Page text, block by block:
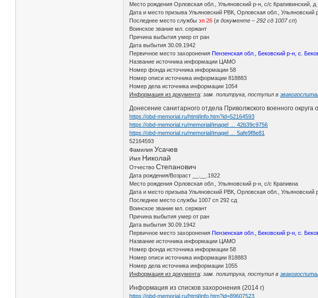
Место рождения Орловская обл., Ульяновский р-н, с/с Крапивинский,
Дата и место призыва Ульяновский РВК, Орловская обл., Ульяновский
Последнее место службыэп 26 (в документе – 292 сд 1007 сп)
Воинское звание мл. сержант
Причина выбытия умер от ран
Дата выбытия 30.09.1942
Первичное место захороненияПензенская обл., Бековский р-н, с.
Название источника информации ЦАМО
Номер фонда источника информации 58
Номер описи источника информации 818883
Номер дела источника информации 1054
Информация из документа:зам. политрука, поступил в
Донесение санитарного отдела Приволжского военного
https://obd-memorial.ru/html/info.htm?id=52164593
https://obd-memorial.ru/memorial/imagel … 42b39c9756
https://obd-memorial.ru/memorial/imagel … 5afe9f8e81
52164593
Фамилия Усачев
Имя Николай
ОтчествоСтепанович
Дата рождения/Возраст __.__.1922
Место рождения Орловская обл., Ульяновский р-н, с/с Крапивна
Дата и место призыва Ульяновский РВК, Орловская обл., Ульяновский
Последнее место службы 1007 сп 292 сд
Воинское звание мл. сержант
Причина выбытия умер от ран
Дата выбытия 30.09.1942
Первичное место захороненияПензенская обл., Бековский р-н, с.
Название источника информации ЦАМО
Номер фонда источника информации 58
Номер описи источника информации 818883
Номер дела источника информации 1055
Информация из документа:зам. политрука, поступил в
Информация из списков захоронения (2014 г)
https://obd-memorial.ru/html/info.htm?id=89607523